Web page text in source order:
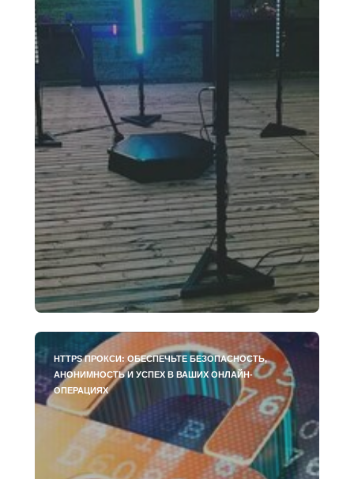
HTTPS ПРОКСИ: ОБЕСПЕЧЬТЕ БЕЗОПАСНОСТЬ,
АНОНИМНОСТЬ И УСПЕХ В ВАШИХ ОНЛАЙН-
ОПЕРАЦИЯХ